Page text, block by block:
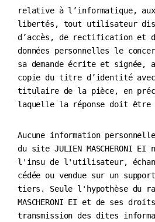
relative à l’informatique,
libertés, tout utilisateur
d’accès, de rectification et
données personnelles le
sa demande écrite et signée,
copie du titre d’identité
titulaire de la pièce, en
laquelle la réponse doit être
Aucune information
du site JULIEN MASCHERONI
l'insu de l'utilisateur,
cédée ou vendue sur un
tiers. Seule l'hypothèse du
MASCHERONI EI et de ses
transmission des dites